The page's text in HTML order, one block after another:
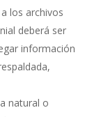
los archivos
deberá ser
información
natural o